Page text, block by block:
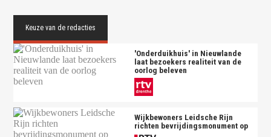
'Onderduikhuis' in Nieuwlande
laat bezoekers realiteit van de
oorlog beleven
Wijkbewoners Leidsche Rijn
richten bevrijdingsmonument op